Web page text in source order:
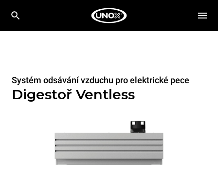
Systém odsávání vzduchu pro elektrické pece
Digestoř Ventless